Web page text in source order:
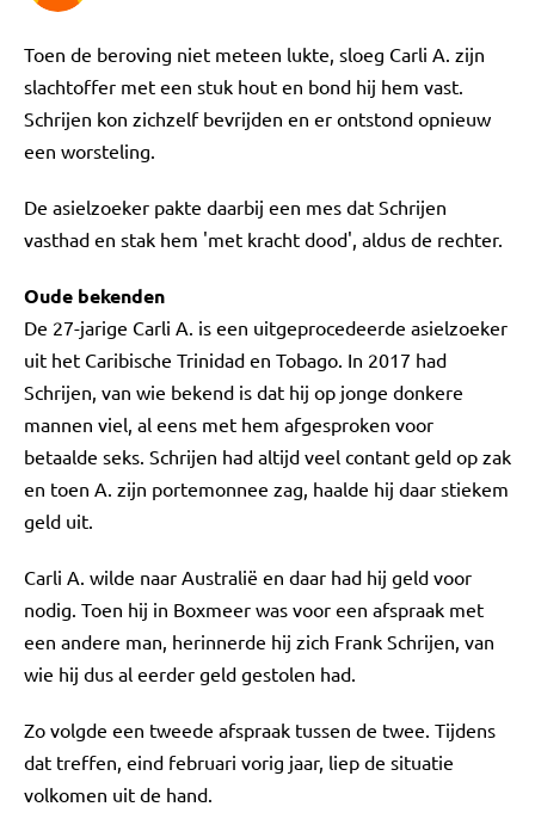
Toen de beroving niet meteen lukte, sloeg Carli A. zijn
slachtoffer met een stuk hout en bond hij hem vast.
Schrijen kon zichzelf bevrijden en er ontstond opnieuw
een worsteling.
De asielzoeker pakte daarbij een mes dat Schrijen
vasthad en stak hem 'met kracht dood', aldus de rechter.
Oude bekenden
De 27-jarige Carli A. is een uitgeprocedeerde asielzoeker
uit het Caribische Trinidad en Tobago. In 2017 had
Schrijen, van wie bekend is dat hij op jonge donkere
mannen viel, al eens met hem afgesproken voor
betaalde seks. Schrijen had altijd veel contant geld op zak
en toen A. zijn portemonnee zag, haalde hij daar stiekem
geld uit.
Carli A. wilde naar Australië en daar had hij geld voor
nodig. Toen hij in Boxmeer was voor een afspraak met
een andere man, herinnerde hij zich Frank Schrijen, van
wie hij dus al eerder geld gestolen had.
Zo volgde een tweede afspraak tussen de twee. Tijdens
dat treffen, eind februari vorig jaar, liep de situatie
volkomen uit de hand.